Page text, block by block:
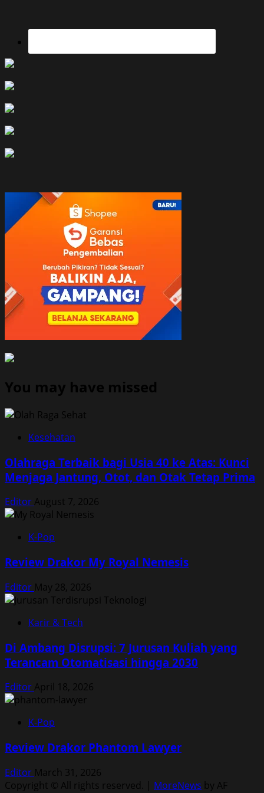
You may have missed
Kesehatan
Olahraga Terbaik bagi Usia 40 ke Atas: Kunci
Menjaga Jantung, Otot, dan Otak Tetap Prima
Editor August 7, 2026
K-Pop
Review Drakor My Royal Nemesis
Editor May 28, 2026
Karir & Tech
Di Ambang Disrupsi: 7 Jurusan Kuliah yang
Terancam Otomatisasi hingga 2030
Editor April 18, 2026
K-Pop
Review Drakor Phantom Lawyer
Editor March 31, 2026
Copyright © All rights reserved. | MoreNews by AF